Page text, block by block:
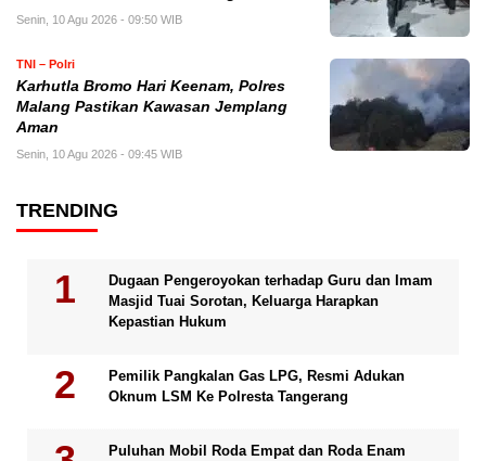
Senin, 10 Agu 2026 - 09:50 WIB
TNI – Polri
Karhutla Bromo Hari Keenam, Polres
Malang Pastikan Kawasan Jemplang
Aman
Senin, 10 Agu 2026 - 09:45 WIB
TRENDING
Dugaan Pengeroyokan terhadap Guru dan Imam
Masjid Tuai Sorotan, Keluarga Harapkan
Kepastian Hukum
Pemilik Pangkalan Gas LPG, Resmi Adukan
Oknum LSM Ke Polresta Tangerang
Puluhan Mobil Roda Empat dan Roda Enam